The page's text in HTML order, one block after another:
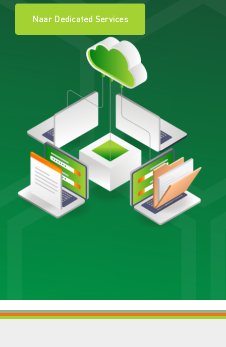
Naar Dedicated Services